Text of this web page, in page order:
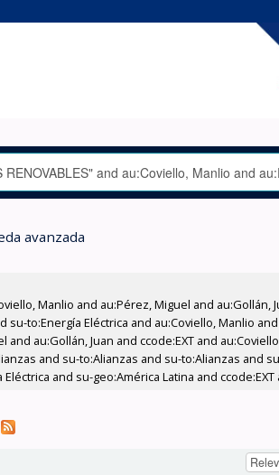
avanzada
Manlio and au:Pérez, Miguel and
to:Energía Eléctrica and au:Coviello, Manlio
au:Gollán, Juan and ccode:EXT and
and su-to:Alianzas and su-to:Alianzas and
and su-geo:América Latina and ccode:EXT